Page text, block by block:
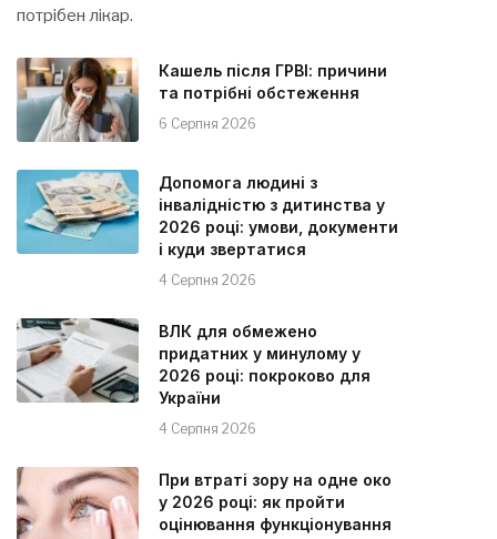
потрібен лікар.
Кашель після ГРВІ: причини
та потрібні обстеження
6 Серпня 2026
Допомога людині з
інвалідністю з дитинства у
2026 році: умови, документи
і куди звертатися
4 Серпня 2026
ВЛК для обмежено
придатних у минулому у
2026 році: покроково для
України
4 Серпня 2026
При втраті зору на одне око
у 2026 році: як пройти
оцінювання функціонування